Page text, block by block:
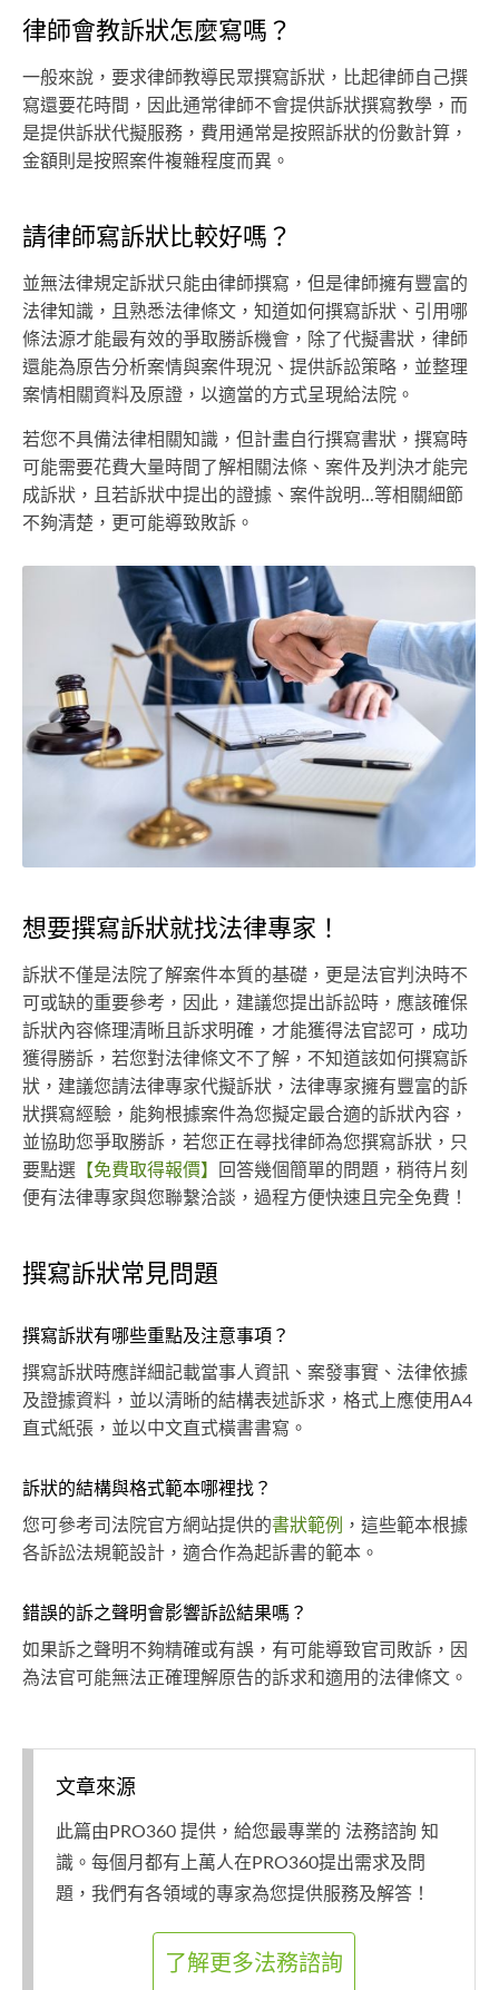
律師會教訴狀怎麼寫嗎？
一般來說，要求律師教導民眾撰寫訴狀，比起律師自己撰
寫還要花時間，因此通常律師不會提供訴狀撰寫教學，而
是提供訴狀代擬服務，費用通常是按照訴狀的份數計算，
金額則是按照案件複雜程度而異。
請律師寫訴狀比較好嗎？
並無法律規定訴狀只能由律師撰寫，但是律師擁有豐富的
法律知識，且熟悉法律條文，知道如何撰寫訴狀、引用哪
條法源才能最有效的爭取勝訴機會，除了代擬書狀，律師
還能為原告分析案情與案件現況、提供訴訟策略，並整理
案情相關資料及原證，以適當的方式呈現給法院。
若您不具備法律相關知識，但計畫自行撰寫書狀，撰寫時
可能需要花費大量時間了解相關法條、案件及判決才能完
成訴狀，且若訴狀中提出的證據、案件說明...等相關細節
不夠清楚，更可能導致敗訴。
想要撰寫訴狀就找法律專家！
訴狀不僅是法院了解案件本質的基礎，更是法官判決時不
可或缺的重要參考，因此，建議您提出訴訟時，應該確保
訴狀內容條理清晰且訴求明確，才能獲得法官認可，成功
獲得勝訴，若您對法律條文不了解，不知道該如何撰寫訴
狀，建議您請法律專家代擬訴狀，法律專家擁有豐富的訴
狀撰寫經驗，能夠根據案件為您擬定最合適的訴狀內容，
並協助您爭取勝訴，若您正在尋找律師為您撰寫訴狀，只
要點選 【免費取得報價】
回答幾個簡單的問題，稍待片刻
便有法律專家與您聯繫洽談，過程方便快速且完全免費！
撰寫訴狀常見問題
撰寫訴狀有哪些重點及注意事項？
撰寫訴狀時應詳細記載當事人資訊、案發事實、法律依據
及證據資料，並以清晰的結構表述訴求，格式上應使用A4
直式紙張，並以中文直式橫書書寫。
訴狀的結構與格式範本哪裡找？
您可參考司法院官方網站提供的書狀範例
，這些範本根據
各訴訟法規範設計，適合作為起訴書的範本。
錯誤的訴之聲明會影響訴訟結果嗎？
如果訴之聲明不夠精確或有誤，有可能導致官司敗訴，因
為法官可能無法正確理解原告的訴求和適用的法律條文。
文章來源
此篇由PRO360 提供，給您最專業的 法務諮詢 知
識。每個月都有上萬人在PRO360提出需求及問
題，我們有各領域的專家為您提供服務及解答！
了解更多法務諮詢